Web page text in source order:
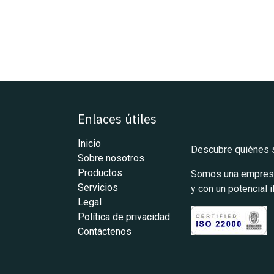
Enlaces útiles
Inicio
Sobre nosotros
Productos
Servicios
Legal
Política de privacidad
Contáctenos
Descubre quiénes
Somos una
y con un potencial